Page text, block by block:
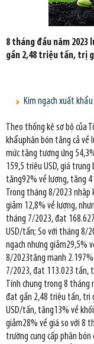
8 tháng đầu năm 2023
gần 2,48 triệu tấn, trị
Kim ngạch xuất
Theo thống kê sơ bộ của
khẩuphân bón tăng cả về
mức tăng tương ứng
159,5 triệu USD, giá
tăng92% về lượng, tăng
Trong tháng 8/2023 nhập
giảm 12,8% về lượng,
tháng 7/2023, đạt
USD/tấn; So với tháng 8/
ngạch nhưng giảm29,5%
8/2023tăng mạnh
7/2023, đạt 113.023 tấn,
Tính chung trong 8 tháng
đạt gần 2,48 triệu tấn, trị
USD/tấn, tăng13% về
giảm28% về giá so với 8
trường cung cấp phân